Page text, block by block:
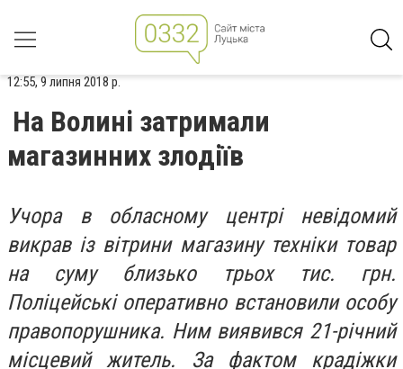
12:55, 9 липня 2018 р.
На Волині затримали
магазинних злодіїв
Учора в обласному центрі невідомий
викрав із вітрини магазину техніки товар
на суму близько трьох тис. грн.
Поліцейські оперативно встановили особу
правопорушника. Ним виявився 21-річний
місцевий житель. За фактом крадіжки